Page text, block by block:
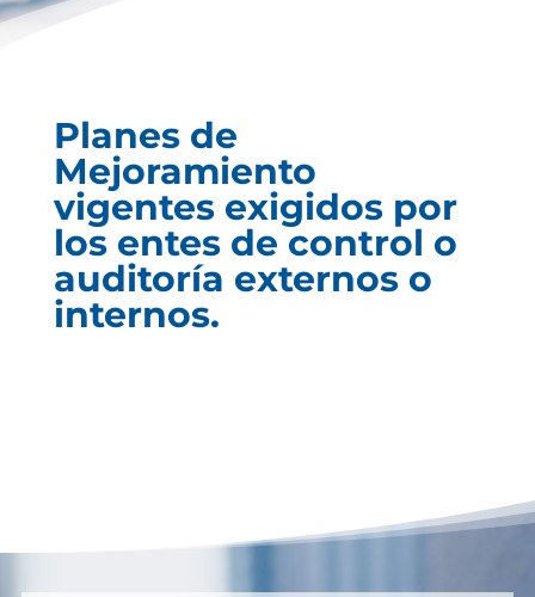
Planes de
Mejoramiento
vigentes exigidos por
los entes de control o
auditoría externos o
internos.